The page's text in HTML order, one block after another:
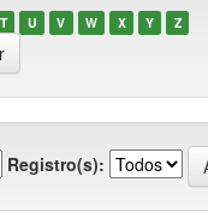
T U V W X Y Z
Registro(s):